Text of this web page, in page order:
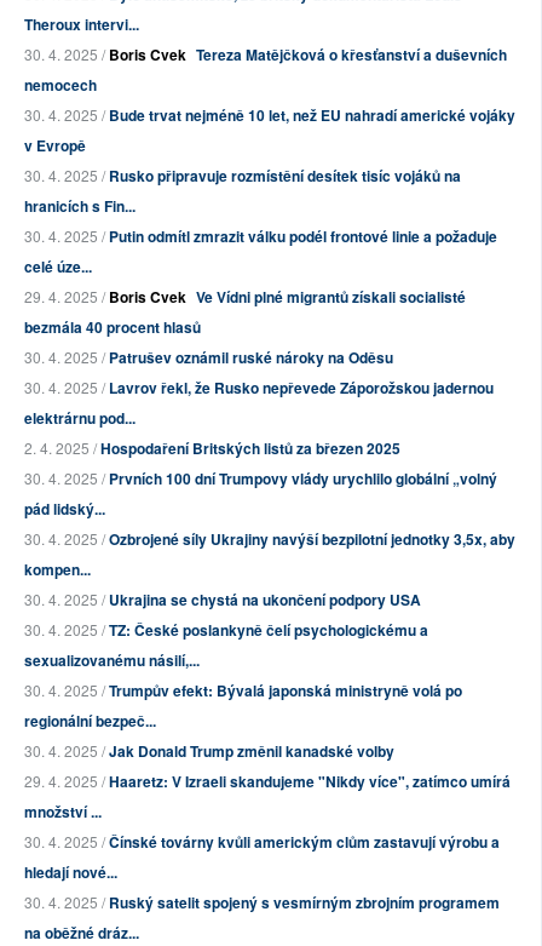
Theroux intervi...
30. 4. 2025 /Boris Cvek Tereza Matějčková o křesťanství a duševních
nemocech
30. 4. 2025 /Bude trvat nejméně 10 let, než EU nahradí americké vojáky
v Evropě
30. 4. 2025 /Rusko připravuje rozmístění desítek tisíc vojáků na
hranicích s Fin...
30. 4. 2025 /Putin odmítl zmrazit válku podél frontové linie a požaduje
celé úze...
29. 4. 2025 /Boris Cvek Ve Vídni plné migrantů získali socialisté
bezmála 40 procent hlasů
30. 4. 2025 /Patrušev oznámil ruské nároky na Oděsu
30. 4. 2025 /Lavrov řekl, že Rusko nepřevede Záporožskou jadernou
elektrárnu pod...
2. 4. 2025 /Hospodaření Britských listů za březen 2025
30. 4. 2025 /Prvních 100 dní Trumpovy vlády urychlilo globální „volný
pád lidský...
30. 4. 2025 /Ozbrojené síly Ukrajiny navýší bezpilotní jednotky 3,5x, aby
kompen...
30. 4. 2025 /Ukrajina se chystá na ukončení podpory USA
30. 4. 2025 /TZ: České poslankyně čelí psychologickému a
sexualizovanému násilí,...
30. 4. 2025 /Trumpův efekt: Bývalá japonská ministryně volá po
regionální bezpeč...
30. 4. 2025 /Jak Donald Trump změnil kanadské volby
29. 4. 2025 /Haaretz: V Izraeli skandujeme "Nikdy více", zatímco umírá
množství ...
30. 4. 2025 /Čínské továrny kvůli americkým clům zastavují výrobu a
hledají nové...
30. 4. 2025 /Ruský satelit spojený s vesmírným zbrojním programem
na oběžné dráz...